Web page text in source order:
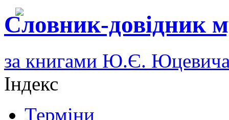
Словник-довідник
за книгами Ю.Є.
Індекс
Терміни